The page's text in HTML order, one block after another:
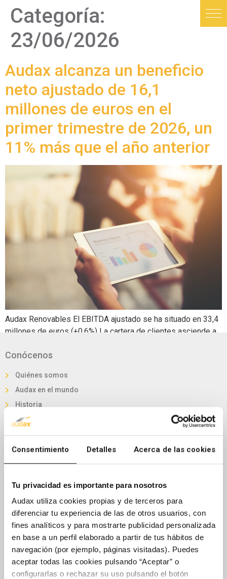
Consentimiento Detalles Acerca de las cookies
Tu privacidad es importante para nosotros
Audax utiliza cookies propias y de terceros para
diferenciar tu experiencia de las de otros usuarios, con
fines analíticos y para mostrarte publicidad personalizada
en base a un perfil elaborado a partir de tus hábitos de
navegación (por ejemplo, páginas visitadas). Puedes
aceptar todas las cookies pulsando “Aceptar” o
configurarlas o rechazar su uso pulsando el botón
Categoría:
23/06/2026
Audax alcanza un beneficio
neto ajustado de 16,1
millones de euros en el
primer trimestre de 2026, un
11% más que el año anterior
Audax Renovables El EBITDA ajustado se ha situado en 33,4
millones de euros (+0,6%) La cartera de clientes asciende a
electricidad y gas, principalmente en Iberia y Países Bajos
global de 1,04 GW al cierre del […]
Conócenos
Quiénes somos
Audax en el mundo
Historia
Visión, misión y valores
Nuestra marca
Audax en Cifras
Invierte en Audax
Proyectos
Cartera de proyectos
Plan de crecimiento
Solar
Eólica